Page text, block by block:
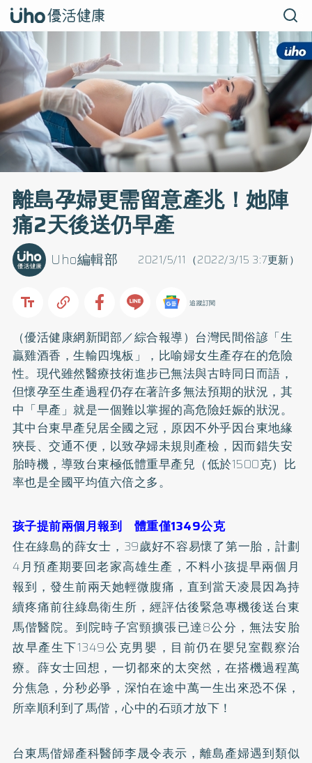
離島孕婦更需留意產兆！她陣
痛2天後送仍早產
2021/5/11（2022/3/15 3:7更新）
Uho編輯部
追蹤訂閱
（優活健康網新聞部／綜合報導）台灣民間俗諺「生
贏雞酒香，生輸四塊板」，比喻婦女生產存在的危險
性。現代雖然醫療技術進步已無法與古時同日而語，
但懷孕至生產過程仍存在著許多無法預期的狀況，其
中「早產」就是一個難以掌握的高危險妊娠的狀況。
其中台東早產兒居全國之冠，原因不外乎因台東地緣
狹長、交通不便，以致孕婦未規則產檢，因而錯失安
胎時機，導致台東極低體重早產兒（低於1500克）比
率也是全國平均值六倍之多。
孩子提前兩個月報到 體重僅1349公克
住在綠島的薛女士，39歲好不容易懷了第一胎，計劃
4月預產期要回老家高雄生產，不料小孩提早兩個月
報到，發生前兩天她輕微腹痛，直到當天凌晨因為持
續疼痛前往綠島衛生所，經評估後緊急專機後送台東
馬偕醫院。到院時子宮頸擴張已達8公分，無法安胎
故早產生下1349公克男嬰，目前仍在嬰兒室觀察治
療。薛女士回想，一切都來的太突然，在搭機過程萬
分焦急，分秒必爭，深怕在途中萬一生出來恐不保，
所幸順利到了馬偕，心中的石頭才放下！
台東馬偕婦產科醫師李晟令表示，離島產婦遇到類似